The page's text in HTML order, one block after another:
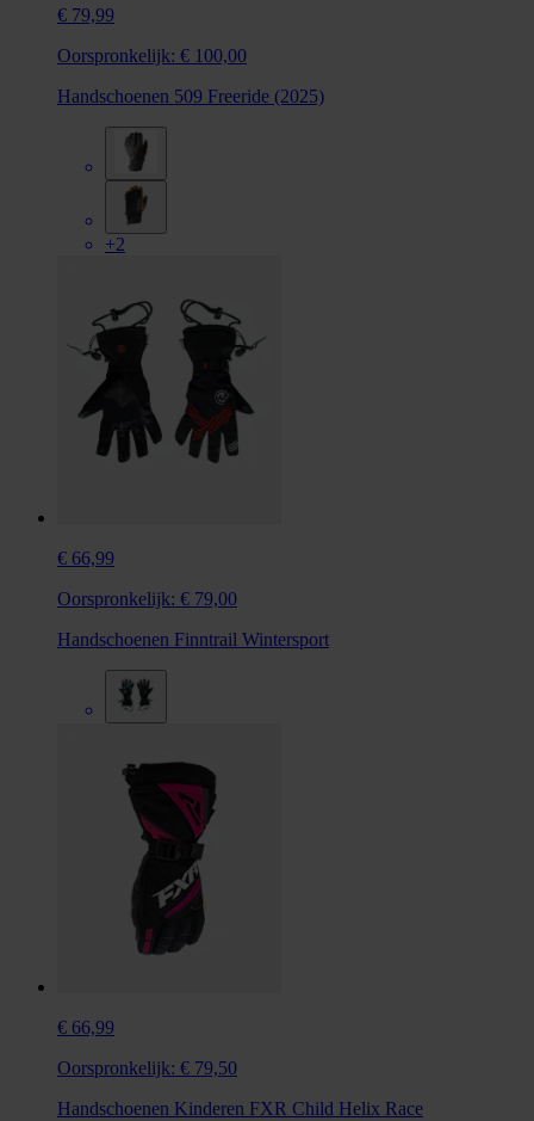
€ 79,99
Oorspronkelijk: € 100,00
Handschoenen 509 Freeride (2025)
+2
€ 66,99
Oorspronkelijk: € 79,00
Handschoenen Finntrail Wintersport
€ 66,99
Oorspronkelijk: € 79,50
Handschoenen Kinderen FXR Child Helix Race